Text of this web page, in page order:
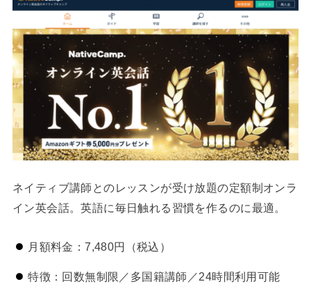
ネイティブ講師とのレッスンが受け放題の定額制オンラ
イン英会話。英語に毎日触れる習慣を作るのに最適。
月額料金：7,480円（税込）
特徴：回数無制限／多国籍講師／24時間利用可能